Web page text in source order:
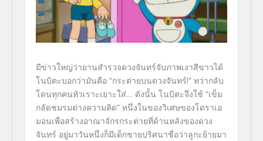
มีข่าวใหญ่ว่ายานสำรวจดวงจันทร์จับภาพเงาสีขาวได้
โนบิตะบอกว่ามันคือ “กระต่ายบนดวงจันทร์!” ทว่ากลับ
โดนทุกคนหัวเราะเยาะใส่… ดังนั้น โนบิตะจึงใช้ “เข็ม
กลัดชมรมต่างความคิด” หนึ่งในของวิเศษของโดราเอ
มอนเพื่อสร้างอาณาจักรกระต่ายที่ด้านหลังของดวง
จันทร์ อยู่มาวันหนึ่งก็มีเด็กชายปริศนาชื่อว่าลูกะย้ายมา